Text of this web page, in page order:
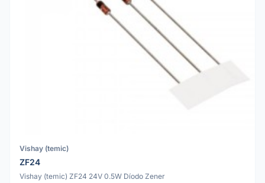
Vishay (temic)
ZF24
Vishay (temic) ZF24 24V 0.5W Díodo Zener